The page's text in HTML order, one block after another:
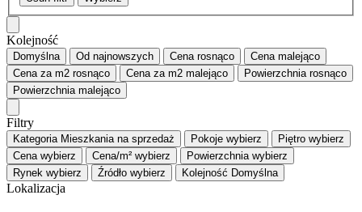
Kolejność
Domyślna Od najnowszych Cena rosnąco Cena malejąco
Cena za m2 rosnąco Cena za m2 malejąco Powierzchnia rosnąco
Powierzchnia malejąco
Filtry
Kategoria Mieszkania na sprzedaż Pokoje wybierz Piętro wybierz
Cena wybierz Cena/m² wybierz Powierzchnia wybierz
Rynek wybierz Źródło wybierz Kolejność Domyślna
Lokalizacja